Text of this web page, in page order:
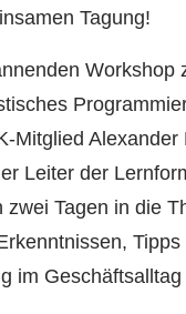
Tagung!
Workshop
Mitglied Alexander
Leiter der
zwei Tagen in die
im Geschäftsalltag